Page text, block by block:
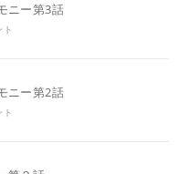
ニー第3話
ニー第2話